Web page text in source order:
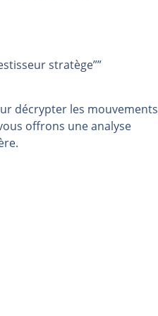
– Éric Galiègue
par Louis-Antoine Michelet
stratège””
décrypter les mouvements
offrons une analyse